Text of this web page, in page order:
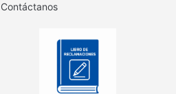
Contáctanos